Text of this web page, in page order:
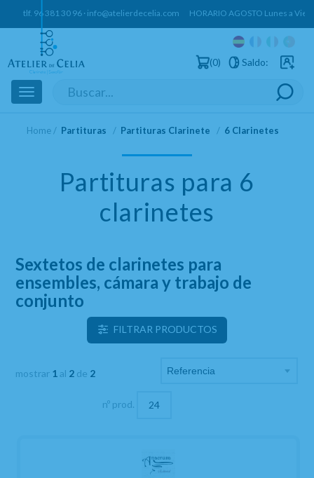
tlf. 96 381 30 96 · info@atelierdecelia.com HORARIO AGOSTO Lunes a
0 Saldo:
Toggle
navigation
Home Partituras Partituras Clarinete 6 Clarinetes
Partituras para 6
clarinetes
Sextetos de clarinetes para
ensembles, cámara y trabajo de
conjunto
FILTRAR PRODUCTOS
mostrar 1al 2 de 2
nº prod.